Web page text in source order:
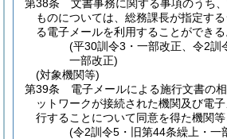
第38条
文書事務に関する事項のうち
ものについては、総務課長が指定す
る電子メールを利用することができる
(平30訓令3・一部改正、令2訓
一部改正)
(対象機関等)
第39条
電子メールによる施行文書の
ットワークが接続された機関及び電
行することについて同意を得た機関等
(令2訓令5・旧第44条繰上・一